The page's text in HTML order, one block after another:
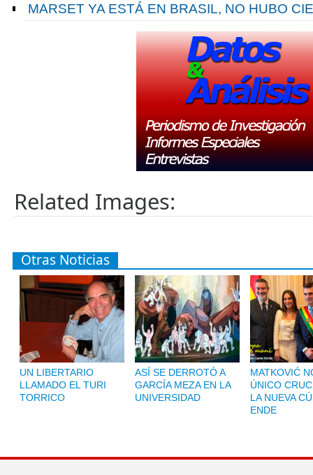
MARSET YA ESTÁ EN BRASIL, NO HUBO
Related Images:
Otras Noticias
UN LIBERTARIO
LLAMADO EL TURI
TORRICO
ASÍ SE DERROTÓ A
GARCÍA MEZA EN LA
UNIVERSIDAD
MATKOVIĆ
ÚNICO
LA NUEVA
ENDE